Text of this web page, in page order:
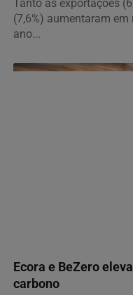
Tanto as exportações
(7,6%) aumentaram
ano...
Ecora e BeZero
carbono